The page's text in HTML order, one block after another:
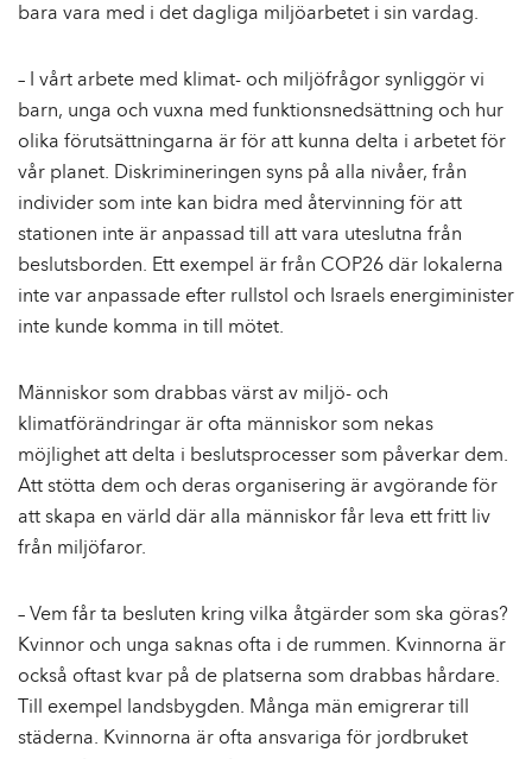
bara vara med i det dagliga miljöarbetet i sin vardag.
– I vårt arbete med klimat- och miljöfrågor synliggör vi
barn, unga och vuxna med funktionsnedsättning och hur
olika förutsättningarna är för att kunna delta i arbetet för
vår planet. Diskrimineringen syns på alla nivåer, från
individer som inte kan bidra med återvinning för att
stationen inte är anpassad till att vara uteslutna från
beslutsborden. Ett exempel är från COP26 där lokalerna
inte var anpassade efter rullstol och Israels energiminister
inte kunde komma in till mötet.
Människor som drabbas värst av miljö- och
klimatförändringar är ofta människor som nekas
möjlighet att delta i beslutsprocesser som påverkar dem.
Att stötta dem och deras organisering är avgörande för
att skapa en värld där alla människor får leva ett fritt liv
från miljöfaror.
– Vem får ta besluten kring vilka åtgärder som ska göras?
Kvinnor och unga saknas ofta i de rummen. Kvinnorna är
också oftast kvar på de platserna som drabbas hårdare.
Till exempel landsbygden. Många män emigrerar till
städerna. Kvinnorna är ofta ansvariga för jordbruket